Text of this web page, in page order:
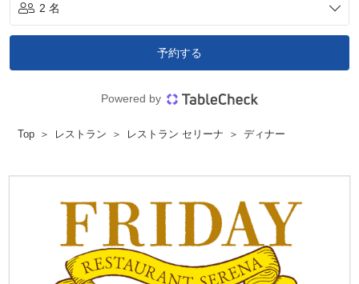
2 名
予約する
Powered by
Top レストラン レストラン セリーナ ディナー